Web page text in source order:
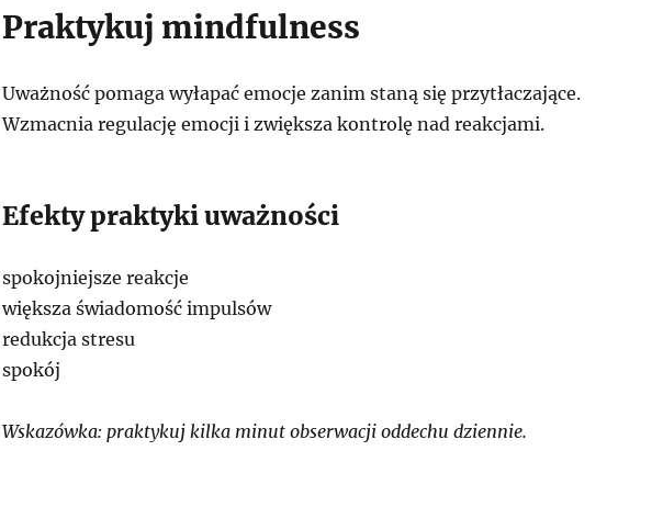
Praktykuj mindfulness
Uważność pomaga wyłapać emocje zanim staną się przytłaczające.
Wzmacnia regulację emocji i zwiększa kontrolę nad reakcjami.
Efekty praktyki uważności
spokojniejsze reakcje
większa świadomość impulsów
redukcja stresu
spokój
Wskazówka: praktykuj kilka minut obserwacji oddechu dziennie.